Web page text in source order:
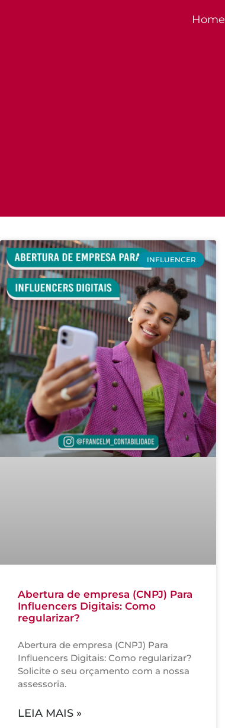
Home
INFLUENCER
Abertura de empresa (CNPJ) Para
Influencers Digitais: Como
regularizar?
Abertura de empresa (CNPJ) Para
Influencers Digitais: Como regularizar?
Solicite o seu orçamento com a nossa
assessoria.
LEIA MAIS »